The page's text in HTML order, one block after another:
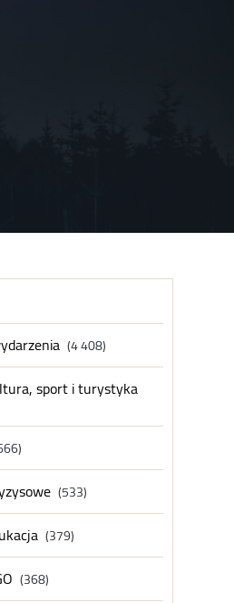
(4 408)
sport i turystyka
(533)
(379)
(368)